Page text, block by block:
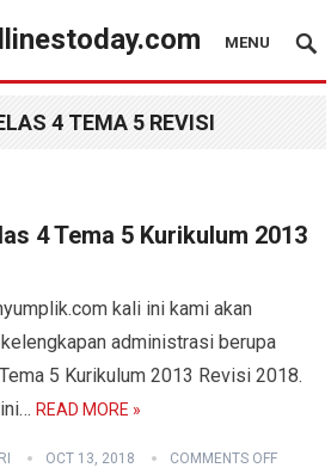
MENU
4 TEMA 5 REVISI
4 Tema 5 Kurikulum 2013
kali ini kami akan
administrasi berupa
5 Kurikulum 2013 Revisi 2018.
ini…READ MORE »
OCT 13, 2018 COMMENTS OFF